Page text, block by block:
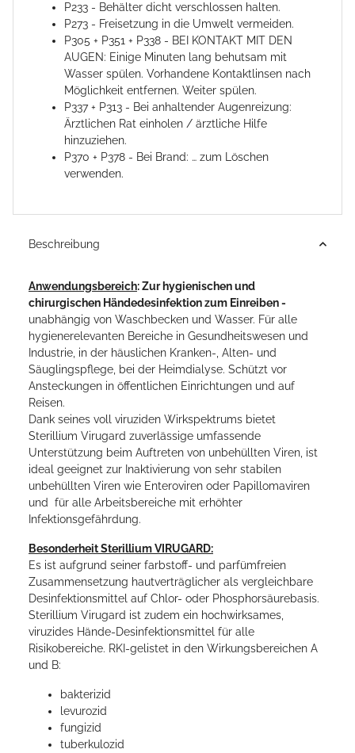
P233 - Behälter dicht verschlossen halten.
P273 - Freisetzung in die Umwelt vermeiden.
P305 + P351 + P338 - BEI KONTAKT MIT DEN
AUGEN: Einige Minuten lang behutsam mit
Wasser spülen. Vorhandene Kontaktlinsen nach
Möglichkeit entfernen. Weiter spülen.
P337 + P313 - Bei anhaltender Augenreizung:
Ärztlichen Rat einholen / ärztliche Hilfe
hinzuziehen.
P370 + P378 - Bei Brand: … zum Löschen
verwenden.
Beschreibung
Anwendungsbereich: Zur hygienischen und
chirurgischen Händedesinfektion zum Einreiben -
unabhängig von Waschbecken und Wasser. Für alle
hygienerelevanten Bereiche in Gesundheitswesen und
Industrie, in der häuslichen Kranken-, Alten- und
Säuglingspflege, bei der Heimdialyse. Schützt vor
Ansteckungen in öffentlichen Einrichtungen und auf
Reisen.
Dank seines voll viruziden Wirkspektrums bietet
Sterillium Virugard zuverlässige umfassende
Unterstützung beim Auftreten von unbehüllten Viren, ist
ideal geeignet zur Inaktivierung von sehr stabilen
unbehüllten Viren wie Enteroviren oder Papillomaviren
und für alle Arbeitsbereiche mit erhöhter
Infektionsgefährdung.
Besonderheit Sterillium VIRUGARD:
Es ist aufgrund seiner farbstoff- und parfümfreien
Zusammensetzung hautverträglicher als vergleichbare
Desinfektionsmittel auf Chlor- oder Phosphorsäurebasis.
Sterillium Virugard ist zudem ein hochwirksames,
viruzides Hände-Desinfektionsmittel für alle
Risikobereiche. RKI-gelistet in den Wirkungsbereichen A
und B:
bakterizid
levurozid
fungizid
tuberkulozid